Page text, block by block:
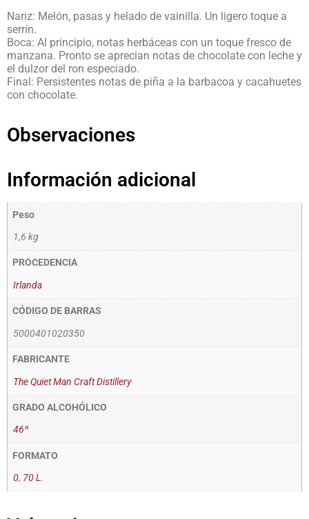
Nariz: Melón, pasas y helado de vainilla. Un ligero toque a
serrín.
Boca: Al principio, notas herbáceas con un toque fresco de
manzana. Pronto se aprecian notas de chocolate con leche y
el dulzor del ron especiado.
Final: Persistentes notas de piña a la barbacoa y cacahuetes
con chocolate.
Observaciones
Información adicional
Peso
1,6 kg
PROCEDENCIA
Irlanda
CÓDIGO DE BARRAS
5000401020350
FABRICANTE
The Quiet Man Craft Distillery
GRADO ALCOHÓLICO
46º
FORMATO
0, 70 L.